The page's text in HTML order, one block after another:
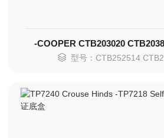
型号：CTB252514